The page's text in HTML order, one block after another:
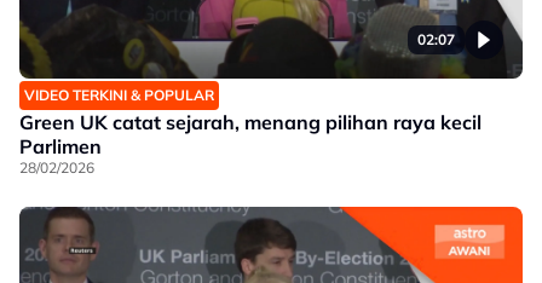
02:07
VIDEO TERKINI & POPULAR
Green UK catat sejarah, menang pilihan raya kecil
Parlimen
28/02/2026